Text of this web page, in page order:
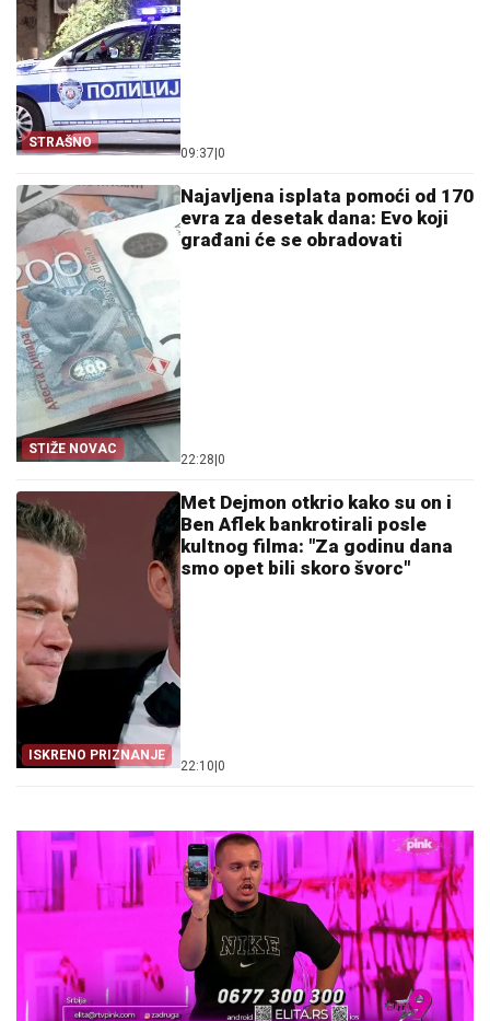
STRAŠNO
09:37 0
STIŽE NOVAC
Najavljena isplata pomoći od 170
evra za desetak dana: Evo koji
građani će se obradovati
22:28 0
ISKRENO PRIZNANJE
Met Dejmon otkrio kako su on i
Ben Aflek bankrotirali posle
kultnog filma: "Za godinu dana
smo opet bili skoro švorc"
22:10 0